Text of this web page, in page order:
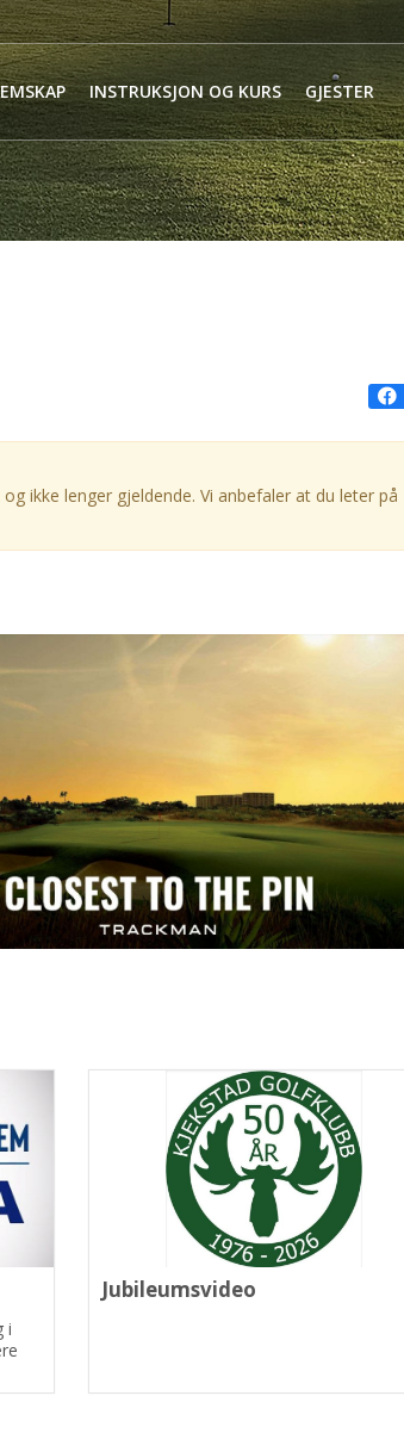
INSTRUKSJON OG KURS GJESTER
ikke lenger gjeldende. Vi anbefaler at du leter på
i
Jubileumsvideo